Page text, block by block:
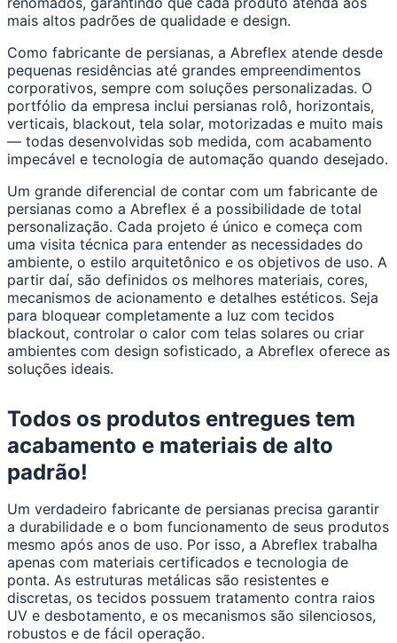
mais altos padrões de qualidade e design.
Como fabricante de persianas, a Abreflex atende desde
pequenas residências até grandes empreendimentos
corporativos, sempre com soluções personalizadas. O
portfólio da empresa inclui persianas rolô, horizontais,
verticais, blackout, tela solar, motorizadas e muito mais
— todas desenvolvidas sob medida, com acabamento
impecável e tecnologia de automação quando desejado.
Um grande diferencial de contar com um fabricante de
persianas como a Abreflex é a possibilidade de total
personalização. Cada projeto é único e começa com
uma visita técnica para entender as necessidades do
ambiente, o estilo arquitetônico e os objetivos de uso. A
partir daí, são definidos os melhores materiais, cores,
mecanismos de acionamento e detalhes estéticos. Seja
para bloquear completamente a luz com tecidos
blackout, controlar o calor com telas solares ou criar
ambientes com design sofisticado, a Abreflex oferece as
soluções ideais.
Todos os produtos entregues tem
acabamento e materiais de alto
padrão!
Um verdadeiro fabricante de persianas precisa garantir
a durabilidade e o bom funcionamento de seus produtos
mesmo após anos de uso. Por isso, a Abreflex trabalha
apenas com materiais certificados e tecnologia de
ponta. As estruturas metálicas são resistentes e
discretas, os tecidos possuem tratamento contra raios
UV e desbotamento, e os mecanismos são silenciosos,
robustos e de fácil operação.